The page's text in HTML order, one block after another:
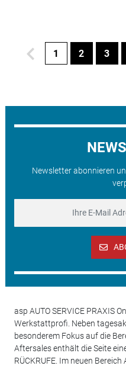
1 2 3
Newsletter abonnieren
asp AUTO SERVICE PRAXIS
Werkstattprofi. Neben
besonderem Fokus auf die
Aftersales enthält die Seite
RÜCKRUFE. Im neuen